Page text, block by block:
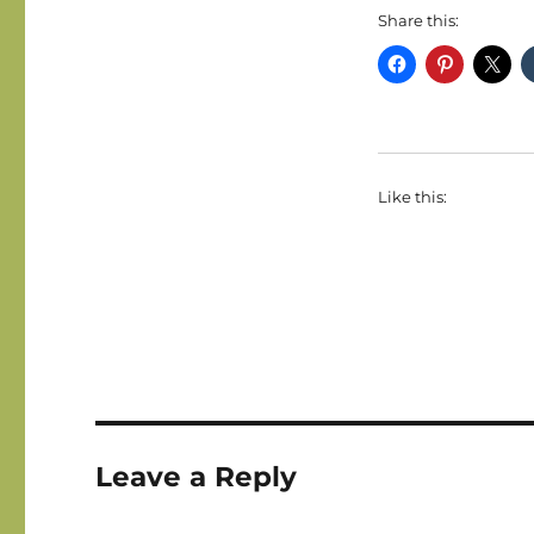
Share this:
Like this:
Leave a Reply